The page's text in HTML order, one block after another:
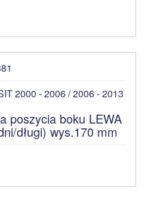
2000 - 2006 / 2006 - 2013
poszycia boku LEWA
długi) wys.170 mm